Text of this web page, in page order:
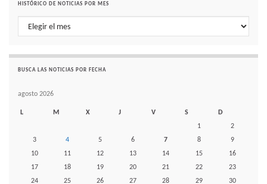
HISTÓRICO DE NOTICIAS POR MES
Histórico de noticias por mes
BUSCA LAS NOTICIAS POR FECHA
agosto 2026
L M X J V S
D
1
2
3
4 5 6 7 8
9
10
11 12 13 14 15
16
17
18 19 20 21 22
23
24
25 26 27 28 29
30